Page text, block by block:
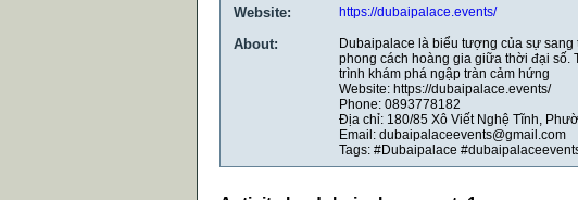
Website:
https://dubaipalace.events/
About:
Dubaipalace là biểu tượng của sự
phong cách hoàng gia giữa thời đại số.
trình khám phá ngập tràn cảm hứng
Website: https://dubaipalace.events/
Phone: 0893778182
Địa chỉ: 180/85 Xô Viết Nghệ Tĩnh,
Email: dubaipalaceevents@gmail.com
Tags: #Dubaipalace